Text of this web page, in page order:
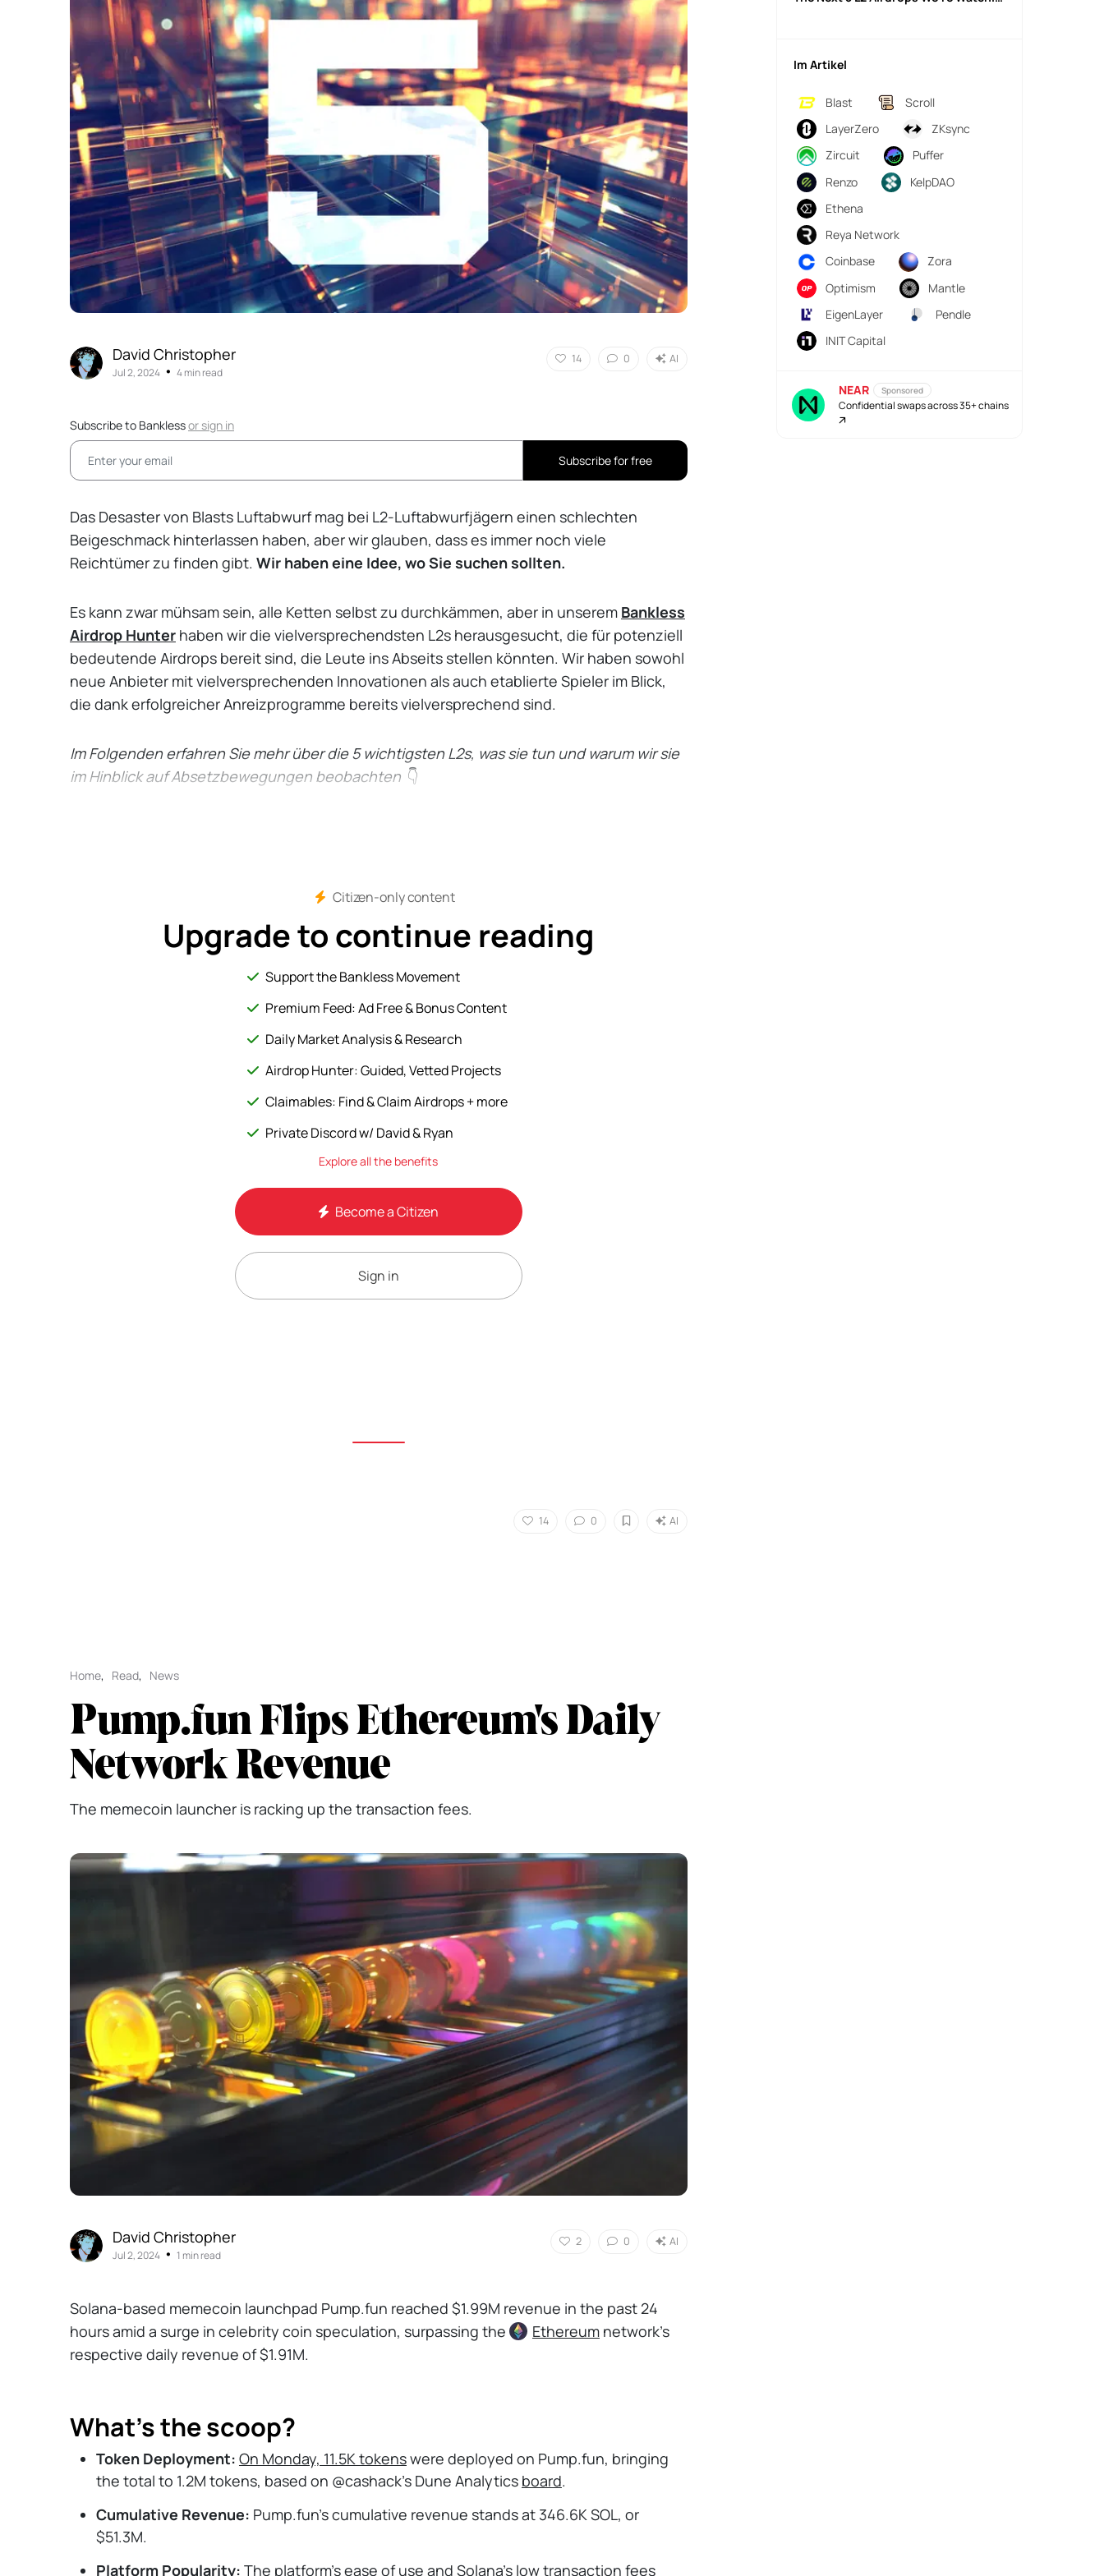
David Christopher
Jul 2, 2024• 4 min read
14 0 AI
Subscribe to Banklessorsign in
Subscribe for free
Das Desaster von Blasts Luftabwurf mag bei L2-Luftabwurfjägern einen schlechten
Beigeschmack hinterlassen haben, aber wir glauben, dass es immer noch viele
Reichtümer zu finden gibt. Wir haben eine Idee, wo Sie suchen sollten.
Es kann zwar mühsam sein, alle Ketten selbst zu durchkämmen, aber in unserem Bankless
Airdrop Hunterhaben wir die vielversprechendsten L2s herausgesucht, die für potenziell
bedeutende Airdrops bereit sind, die Leute ins Abseits stellen könnten. Wir haben sowohl
neue Anbieter mit vielversprechenden Innovationen als auch etablierte Spieler im Blick,
die dank erfolgreicher Anreizprogramme bereits vielversprechend sind.
Im Folgenden erfahren Sie mehr über die 5 wichtigsten L2s, was sie tun und warum wir sie
im Hinblick auf Absetzbewegungen beobachten 👇
Citizen-only content
Upgrade to continue reading
Support the Bankless Movement
Premium Feed: Ad Free & Bonus Content
Daily Market Analysis & Research
Airdrop Hunter: Guided, Vetted Projects
Claimables: Find & Claim Airdrops + more
Private Discord w/ David & Ryan
Explore all the benefits
Become a Citizen
Sign in
14 0 AI
Home, Read, News
Pump.fun Flips Ethereum's Daily
Network Revenue
The memecoin launcher is racking up the transaction fees.
David Christopher
Jul 2, 2024• 1 min read
2 0 AI
Solana-based memecoin launchpad Pump.fun reached $1.99M revenue in the past 24
hours amid a surge in celebrity coin speculation, surpassing the
Ethereumnetwork's
respective daily revenue of $1.91M.
What's the scoop?
Token Deployment: On Monday, 11.5K tokenswere deployed on Pump.fun, bringing
the total to 1.2M tokens, based on @cashack's Dune Analytics board.
Cumulative Revenue: Pump.fun's cumulative revenue stands at 346.6K SOL, or
$51.3M.
Platform Popularity: The platform's ease of use and Solana’s low transaction fees
Im Artikel
Blast
Scroll
LayerZero
ZKsync
Zircuit
Puffer
Renzo
KelpDAO
Ethena
Reya Network
Coinbase
Zora
Optimism
Mantle
EigenLayer
Pendle
INIT Capital
NEAR Sponsored
Confidential swaps across 35+ chains